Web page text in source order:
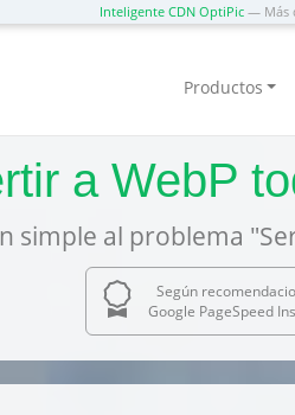
Inteligente CDN OptiPic— Más
Productos
a WebP
simple al problema
Según
Google PageSpeed